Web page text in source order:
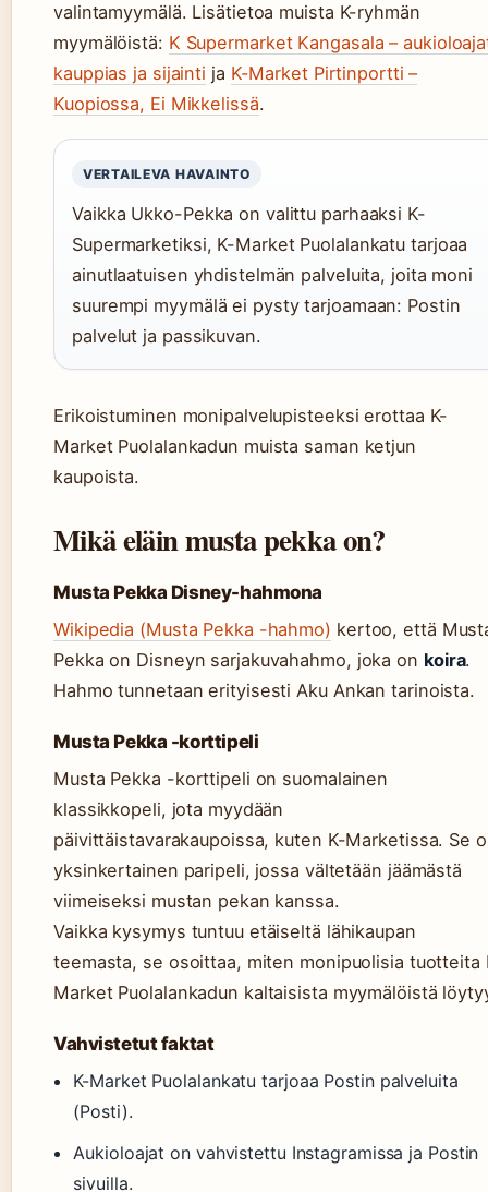
valintamyymälä. Lisätietoa muista K-ryhmän
myymälöistä: K Supermarket Kangasala –
kauppias ja sijainti ja K-Market Pirtinportti –
Kuopiossa, Ei Mikkelissä.
VERTAILEVA HAVAINTO
Vaikka Ukko-Pekka on valittu parhaaksi K-
Supermarketiksi, K-Market Puolalankatu tarjoaa
ainutlaatuisen yhdistelmän palveluita, joita moni
suurempi myymälä ei pysty tarjoamaan: Postin
palvelut ja passikuvan.
Erikoistuminen monipalvelupisteeksi erottaa K-
Market Puolalankadun muista saman ketjun
kaupoista.
Mikä eläin musta pekka on?
Musta Pekka Disney-hahmona
Wikipedia (Musta Pekka -hahmo) kertoo, että
Pekka on Disneyn sarjakuvahahmo, joka on koira.
Hahmo tunnetaan erityisesti Aku Ankan tarinoista.
Musta Pekka -korttipeli
Musta Pekka -korttipeli on suomalainen
klassikkopeli, jota myydään
päivittäistavarakaupoissa, kuten K-Marketissa. Se
yksinkertainen paripeli, jossa vältetään jäämästä
viimeiseksi mustan pekan kanssa.
Vaikka kysymys tuntuu etäiseltä lähikaupan
teemasta, se osoittaa, miten monipuolisia tuotteita
Market Puolalankadun kaltaisista myymälöistä
Vahvistetut faktat
K-Market Puolalankatu tarjoaa Postin palveluita
(Posti).
Aukioloajat on vahvistettu Instagramissa ja Postin
sivuilla.